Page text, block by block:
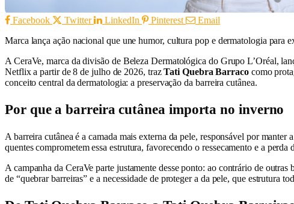
Facebook Twitter LinkedIn Pinterest
Email
Marca lança ação nacional que une humor, cultura pop e dermatologia para
A CeraVe, marca da divisão de Beleza Dermatológica do Grupo L’Oréal,
Netflix a partir de 8 de julho de 2026, trazTati Quebra Barracocomo
conceito central da dermatologia: a preservação da barreira cutânea.
Por que a barreira cutânea importa no inverno
A barreira cutânea é a camada mais externa da pele, responsável por
quentes comprometem essa estrutura, favorecendo o ressecamento e a perda
A campanha da CeraVe parte justamente desse ponto: ao contrário de
de “quebrar barreiras” e a necessidade de proteger a da pele, que estrutura